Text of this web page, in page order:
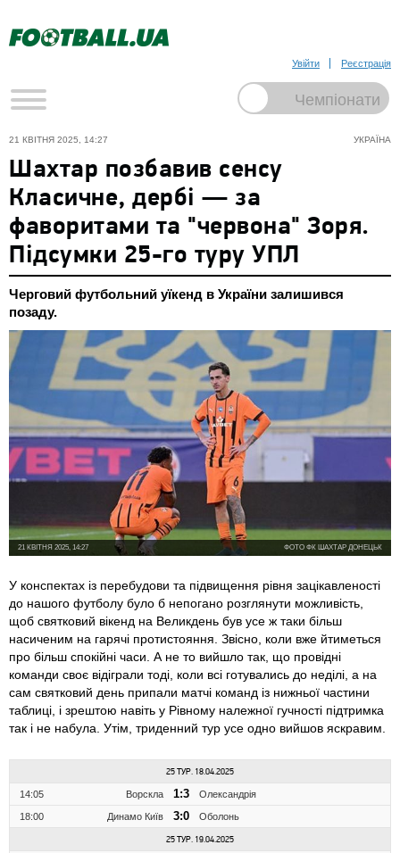
Увійти Реєстрація
УКРАЇНА
21 КВІТНЯ 2025, 14:27
Шахтар позбавив сенсу
Класичне, дербі — за
фаворитами та "червона" Зоря.
Підсумки 25-го туру УПЛ
Черговий футбольний уїкенд в України залишився
позаду.
ФОТО ФК ШАХТАР ДОНЕЦЬК
21 КВІТНЯ 2025, 14:27
У конспектах із перебудови та підвищення рівня зацікавленості
до нашого футболу було б непогано розглянути можливість,
щоб святковий вікенд на Великдень був усе ж таки більш
насиченим на гарячі протистояння. Звісно, коли вже йтиметься
про більш спокійні часи. А не то вийшло так, що провідні
команди своє відіграли тоді, коли всі готувались до неділі, а на
сам святковий день припали матчі команд із нижньої частини
таблиці, і зрештою навіть у Рівному належної гучності підтримка
так і не набула. Утім, триденний тур усе одно вийшов яскравим.
25 ТУР. 18.04.2025
14:05 Ворскла 1:3 Олександрія
18:00 Динамо Київ 3:0 Оболонь
25 ТУР. 19.04.2025